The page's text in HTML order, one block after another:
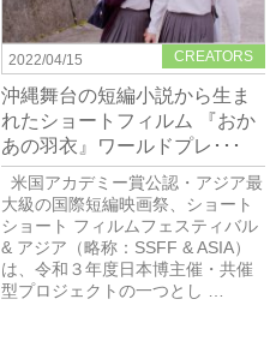
2022/04/15 CREATORS
沖縄舞台の短編小説から生ま
れたショートフィルム 『おか
あの羽衣』ワールドプレ･･･
米国アカデミー賞公認・アジア最
大級の国際短編映画祭、ショート
ショート フィルムフェスティバル
& アジア（略称：SSFF & ASIA）
は、令和３年度日本博主催・共催
型プロジェクトの一つとし …